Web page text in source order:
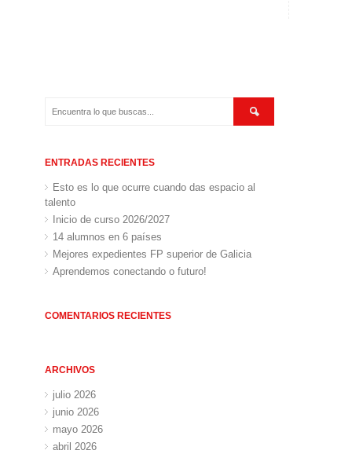
ENTRADAS RECIENTES
Esto es lo que ocurre cuando das espacio al
talento
Inicio de curso 2026/2027
14 alumnos en 6 países
Mejores expedientes FP superior de Galicia
Aprendemos conectando o futuro!
COMENTARIOS RECIENTES
ARCHIVOS
julio 2026
junio 2026
mayo 2026
abril 2026